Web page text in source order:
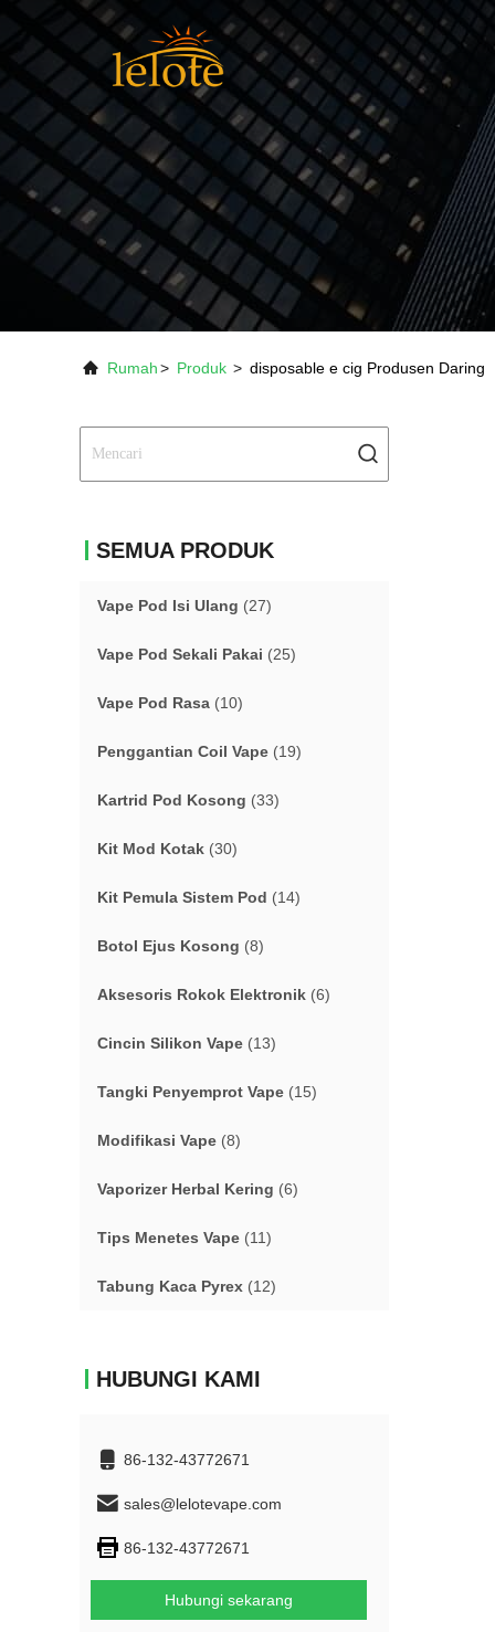
Rumah> Produk > disposable e cig Produsen Daring
SEMUA PRODUK
Vape Pod Isi Ulang (27)
Vape Pod Sekali Pakai (25)
Vape Pod Rasa (10)
Penggantian Coil Vape (19)
Kartrid Pod Kosong (33)
Kit Mod Kotak (30)
Kit Pemula Sistem Pod (14)
Botol Ejus Kosong (8)
Aksesoris Rokok Elektronik (6)
Cincin Silikon Vape (13)
Tangki Penyemprot Vape (15)
Modifikasi Vape (8)
Vaporizer Herbal Kering (6)
Tips Menetes Vape (11)
Tabung Kaca Pyrex (12)
HUBUNGI KAMI
86-132-43772671
sales@lelotevape.com
86-132-43772671
Hubungi sekarang